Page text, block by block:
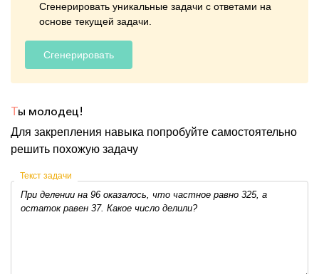
Сгенерировать уникальные задачи с ответами на
основе текущей задачи.
Сгенерировать
Ты молодец!
Для закрепления навыка попробуйте самостоятельно
решить похожую задачу
Текст задачи